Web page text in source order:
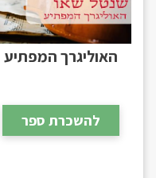
האוליגרך המפתיע
להשכרת ספר